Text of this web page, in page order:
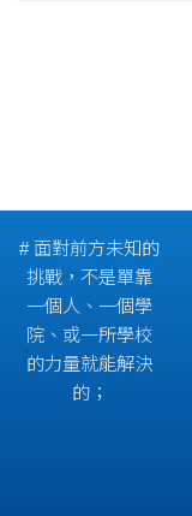
# 面對前方未知的
挑戰，不是單靠
一個人、一個學
院、或一所學校
的力量就能解決
的；